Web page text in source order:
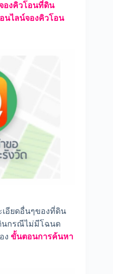
องคิวโอนที่ดิน
นไลน์จองคิวโอน
อียดอื่นๆของที่ดิน
นกรณีไม่มีโฉนด
ง ขั้นตอนการค้นหา